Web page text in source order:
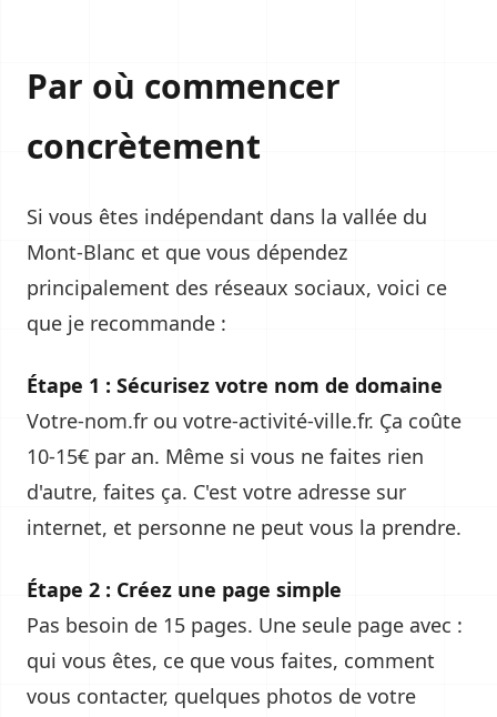
Par où commencer
concrètement
Si vous êtes indépendant dans la vallée du
Mont-Blanc et que vous dépendez
principalement des réseaux sociaux, voici ce
que je recommande :
Étape 1 : Sécurisez votre nom de domaine
Votre-nom.fr ou votre-activité-ville.fr. Ça coûte
10-15€ par an. Même si vous ne faites rien
d'autre, faites ça. C'est votre adresse sur
internet, et personne ne peut vous la prendre.
Étape 2 : Créez une page simple
Pas besoin de 15 pages. Une seule page avec :
qui vous êtes, ce que vous faites, comment
vous contacter, quelques photos de votre